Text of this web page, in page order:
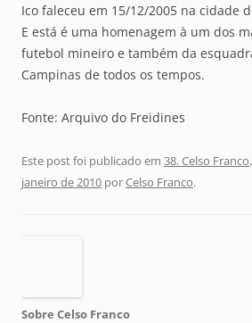
Ico faleceu em 15/12/2005 na cidade
E está é uma homenagem à um dos
futebol mineiro e também da
Campinas de todos os tempos.
Fonte: Arquivo do Freidines
Este post foi publicado em 38. Celso Franco,
janeiro de 2010 porCelso Franco.
Sobre Celso Franco